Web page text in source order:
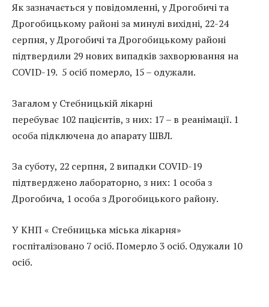
Як зазначається у повідомленні, у Дрогобичі та
Дрогобицькому районі за минулі вихідні, 22-24
серпня, у Дрогобичі та Дрогобицькому районі
підтвердили 29 нових випадків захворювання на
COVID-19. 5 осіб померло, 15 – одужали.
Загалом у Стебницькій лікарні
перебуває 102 пацієнтів, з них: 17 – в реанімації. 1
особа підключена до апарату ШВЛ.
За суботу, 22 серпня, 2 випадки COVID-19
підтверджено лабораторно, з них: 1 особа з
Дрогобича, 1 особа з Дрогобицького району.
У КНП « Стебницька міська лікарня»
госпіталізовано 7 осіб. Померло 3 осіб. Одужали 10
осіб.